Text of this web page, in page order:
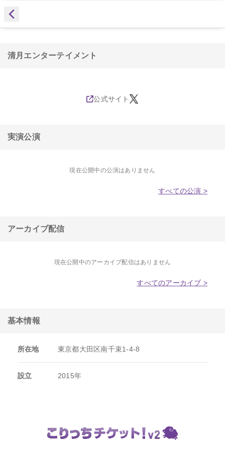
清月エンターテイメント
公式サイト
実演公演
現在公開中の公演はありません
すべての公演 >
アーカイブ配信
現在公開中のアーカイブ配信はありません
すべてのアーカイブ >
基本情報
所在地 東京都大田区南千束1-4-8
設立 2015年